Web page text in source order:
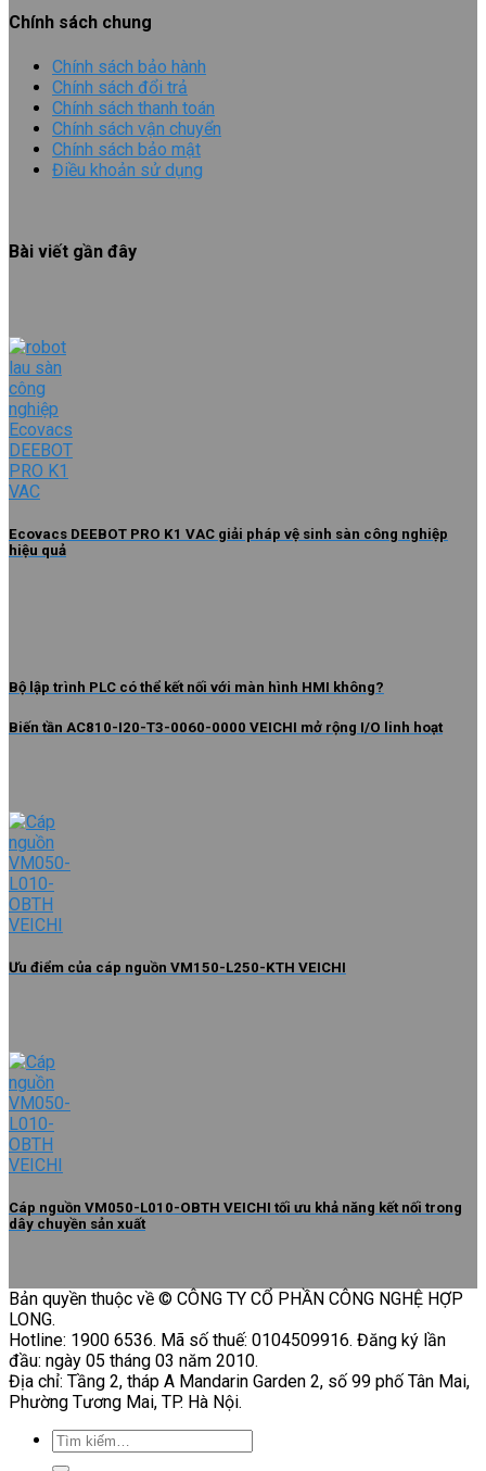
Chính sách chung
Chính sách bảo hành
Chính sách đổi trả
Chính sách thanh toán
Chính sách vận chuyển
Chính sách bảo mật
Điều khoản sử dụng
Bài viết gần đây
Ecovacs DEEBOT PRO K1 VAC giải pháp vệ sinh sàn công nghiệp
hiệu quả
Bộ lập trình PLC có thể kết nối với màn hình HMI không?
Biến tần AC810-I20-T3-0060-0000 VEICHI mở rộng I/O linh hoạt
Ưu điểm của cáp nguồn VM150-L250-KTH VEICHI
Cáp nguồn VM050-L010-OBTH VEICHI tối ưu khả năng kết nối trong
dây chuyền sản xuất
Bản quyền thuộc về © CÔNG TY CỔ PHẦN CÔNG NGHỆ HỢP
LONG.
Hotline: 1900 6536. Mã số thuế: 0104509916. Đăng ký lần
đầu: ngày 05 tháng 03 năm 2010.
Địa chỉ: Tầng 2, tháp A Mandarin Garden 2, số 99 phố Tân Mai,
Phường Tương Mai, TP. Hà Nội.
Tìm
kiếm: